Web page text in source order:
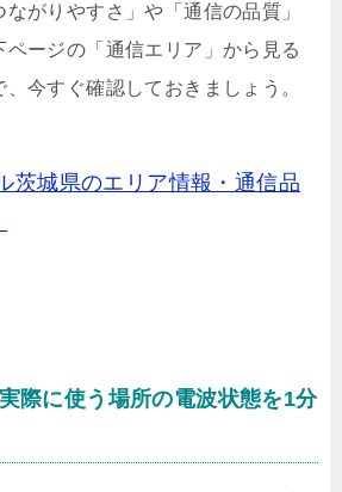
がりやすさ」や「通信の品質」
ページの「通信エリア」から見る
今すぐ確認しておきましょう。
茨城県のエリア情報・通信品
際に使う場所の電波状態を1分